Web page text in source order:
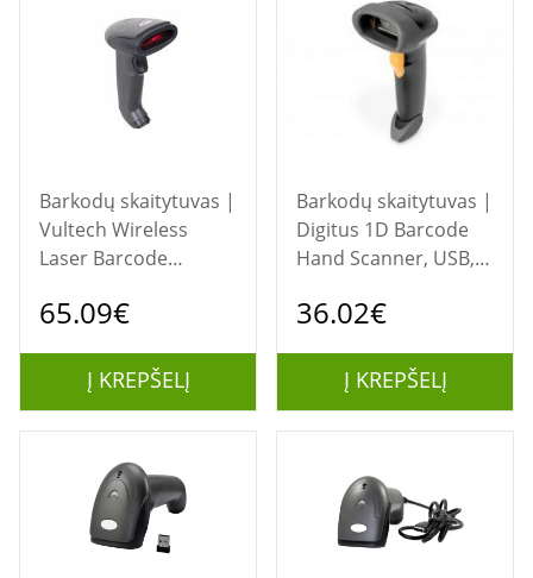
Barkodų skaitytuvas |
Vultech Wireless
Laser Barcode
BC-06W
65.09€
Į KREPŠELĮ
Barkodų skaitytuvas |
Digitus 1D Barcode
Hand Scanner, USB,
36.02€
Į KREPŠELĮ